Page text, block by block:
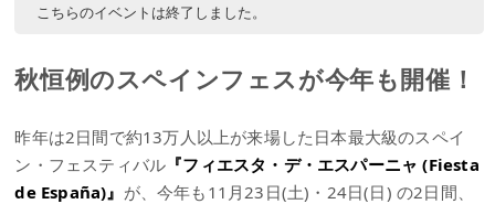
こちらのイベントは終了しました。
秋恒例のスペインフェスが今年も開催！
昨年は2日間で約13万人以上が来場した日本最大級のスペイ
ン・フェスティバル 『フィエスタ・デ・エスパーニャ (Fiesta
de España)』 が、今年も11月23日(土)・24日(日) の2日間、